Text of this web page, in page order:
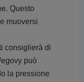
Questo
muoversi
consiglierà di
può
la pressione